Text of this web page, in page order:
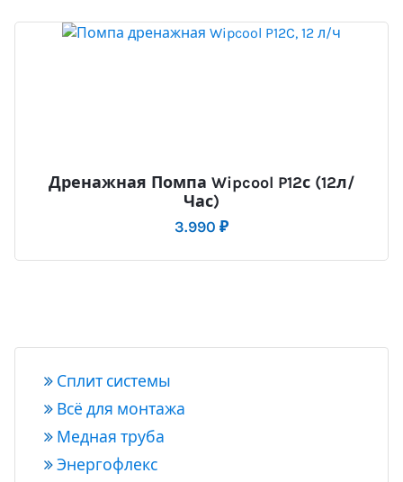
Дренажная Помпа Wipcool P12с (12л/
Час)
3.990 ₽
Сплит системы
Всё для монтажа
Медная труба
Энергофлекс